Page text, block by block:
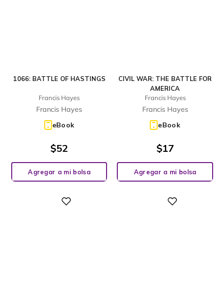
1066: BATTLE OF HASTINGS
Francis Hayes
Francis Hayes
eBook
$52
Agregar a mi bolsa
CIVIL WAR: THE BATTLE FOR
AMERICA
Francis Hayes
Francis Hayes
eBook
$17
Agregar a mi bolsa